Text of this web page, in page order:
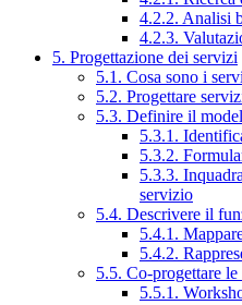
4.2.2. Analisi
4.2.3.
5. Progettazione dei servizi
5.1. Cosa sono i
5.2. Progettare
5.3. Definire il
5.3.1.
5.3.2.
5.3.3.
servizio
5.4. Descrivere il
5.4.1.
5.4.2.
5.5. Co-progettare
5.5.1.